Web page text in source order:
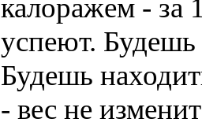
калоражем - за
успеют. Будешь
Будешь
- вес не